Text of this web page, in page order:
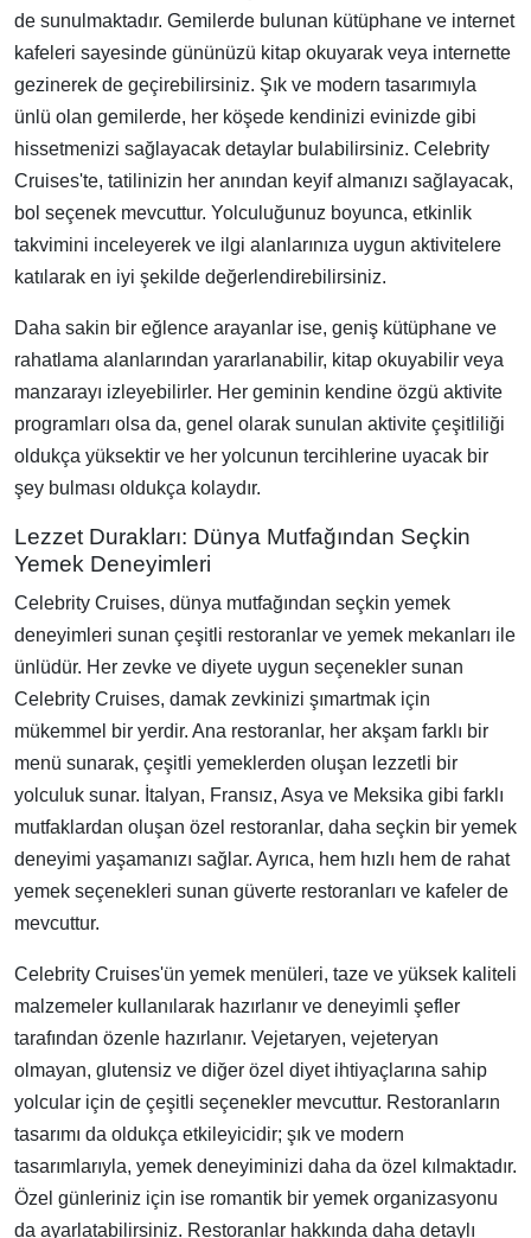
de sunulmaktadır. Gemilerde bulunan kütüphane ve internet
kafeleri sayesinde gününüzü kitap okuyarak veya internette
gezinerek de geçirebilirsiniz. Şık ve modern tasarımıyla
ünlü olan gemilerde, her köşede kendinizi evinizde gibi
hissetmenizi sağlayacak detaylar bulabilirsiniz. Celebrity
Cruises'te, tatilinizin her anından keyif almanızı sağlayacak,
bol seçenek mevcuttur. Yolculuğunuz boyunca, etkinlik
takvimini inceleyerek ve ilgi alanlarınıza uygun aktivitelere
katılarak en iyi şekilde değerlendirebilirsiniz.
Daha sakin bir eğlence arayanlar ise, geniş kütüphane ve
rahatlama alanlarından yararlanabilir, kitap okuyabilir veya
manzarayı izleyebilirler. Her geminin kendine özgü aktivite
programları olsa da, genel olarak sunulan aktivite çeşitliliği
oldukça yüksektir ve her yolcunun tercihlerine uyacak bir
şey bulması oldukça kolaydır.
Lezzet Durakları: Dünya Mutfağından Seçkin
Yemek Deneyimleri
Celebrity Cruises, dünya mutfağından seçkin yemek
deneyimleri sunan çeşitli restoranlar ve yemek mekanları ile
ünlüdür. Her zevke ve diyete uygun seçenekler sunan
Celebrity Cruises, damak zevkinizi şımartmak için
mükemmel bir yerdir. Ana restoranlar, her akşam farklı bir
menü sunarak, çeşitli yemeklerden oluşan lezzetli bir
yolculuk sunar. İtalyan, Fransız, Asya ve Meksika gibi farklı
mutfaklardan oluşan özel restoranlar, daha seçkin bir yemek
deneyimi yaşamanızı sağlar. Ayrıca, hem hızlı hem de rahat
yemek seçenekleri sunan güverte restoranları ve kafeler de
mevcuttur.
Celebrity Cruises'ün yemek menüleri, taze ve yüksek kaliteli
malzemeler kullanılarak hazırlanır ve deneyimli şefler
tarafından özenle hazırlanır. Vejetaryen, vejeteryan
olmayan, glutensiz ve diğer özel diyet ihtiyaçlarına sahip
yolcular için de çeşitli seçenekler mevcuttur. Restoranların
tasarımı da oldukça etkileyicidir; şık ve modern
tasarımlarıyla, yemek deneyiminizi daha da özel kılmaktadır.
Özel günleriniz için ise romantik bir yemek organizasyonu
da ayarlatabilirsiniz. Restoranlar hakkında daha detaylı